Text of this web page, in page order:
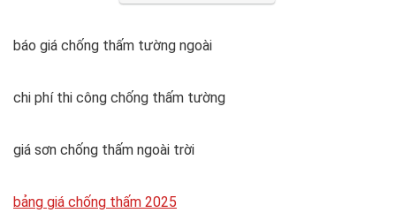
báo giá chống thấm tường ngoài
chi phí thi công chống thấm tường
giá sơn chống thấm ngoài trời
bảng giá chống thấm 2025